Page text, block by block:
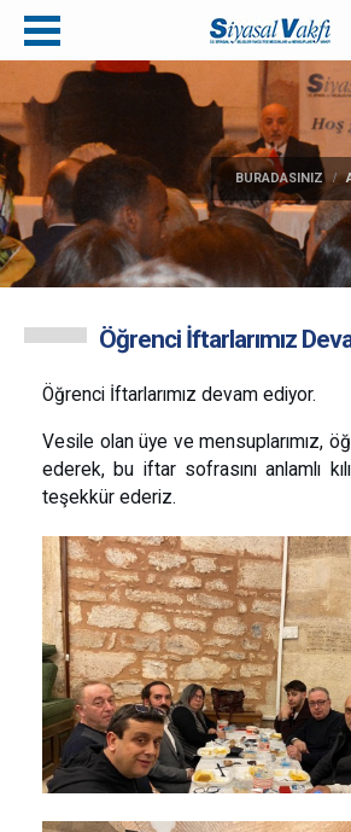
BURADASINIZ
Öğrenci İftarlarımız
Öğrenci İftarlarımız devam ediyor.
Vesile olan üye ve mensuplarımız,
ederek, bu iftar sofrasını anlamlı
teşekkür ederiz.